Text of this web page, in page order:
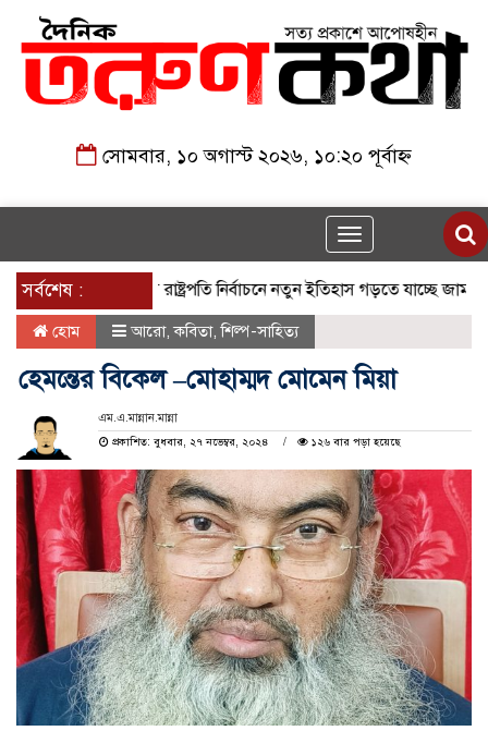
সোমবার, ১০ অগাস্ট ২০২৬, ১০:২০ পূর্বাহ্ন
Toggle
navigation
সর্বশেষ :
সম্পন্ন ২৩তম রাষ্ট্রপতি নির্বাচনে নতুন ইতিহাস গড়তে যাচ্ছে জামায়াত
হোম আরো,কবিতা,শিল্প-সাহিত্য
হেমন্তের বিকেল –মোহাম্মদ মোমেন মিয়া
এম.এ.মান্নান.মান্না
প্রকাশিত: বুধবার, ২৭ নভেম্বর, ২০২৪
১২৬ বার পড়া হয়েছে